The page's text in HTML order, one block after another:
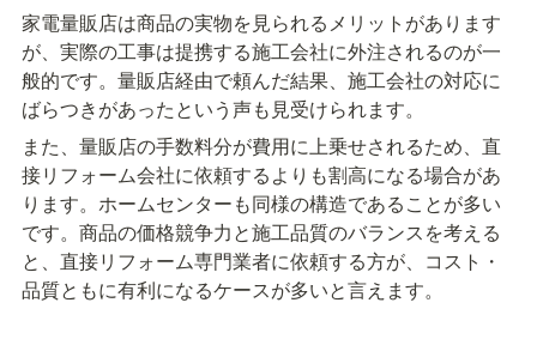
家電量販店は商品の実物を見られるメリットがあります
が、実際の工事は提携する施工会社に外注されるのが一
般的です。量販店経由で頼んだ結果、施工会社の対応に
ばらつきがあったという声も見受けられます。
また、量販店の手数料分が費用に上乗せされるため、直
接リフォーム会社に依頼するよりも割高になる場合があ
ります。ホームセンターも同様の構造であることが多い
です。商品の価格競争力と施工品質のバランスを考える
と、直接リフォーム専門業者に依頼する方が、コスト・
品質ともに有利になるケースが多いと言えます。